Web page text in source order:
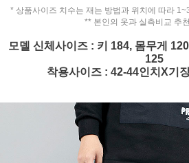
* 상품사이즈 치수는 재는 방법과 위치에 따라
** 본인의 옷과 실측비교 추
모델 신체사이즈 : 키 184, 몸무게
125
착용사이즈 : 42-44인치X기